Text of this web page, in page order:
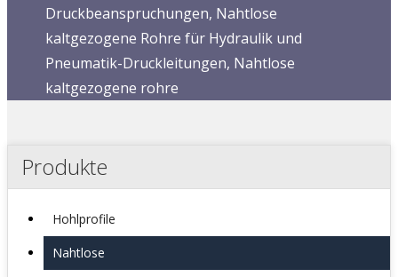
Druckbeanspruchungen, Nahtlose
kaltgezogene Rohre für Hydraulik und
Pneumatik-Druckleitungen, Nahtlose
kaltgezogene rohre
Produkte
Hohlprofile
Nahtlose